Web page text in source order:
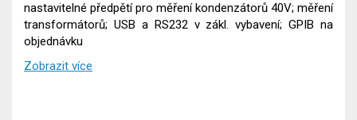
nastavitelné předpětí pro měření kondenzátorů 40V; měření
transformátorů; USB a RS232 v zákl. vybavení; GPIB na
objednávku
Zobrazit více